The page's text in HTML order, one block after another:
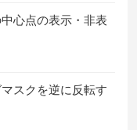
中心点の表示・非表
スクを逆に反転す